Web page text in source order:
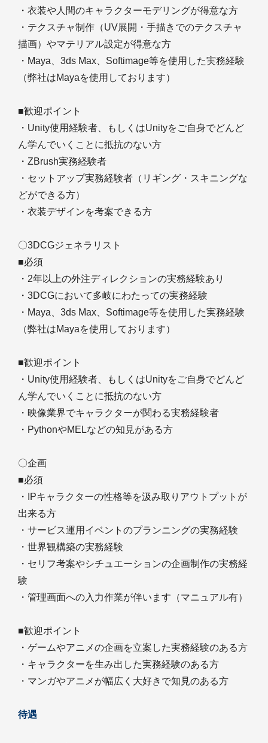
・衣装や人間のキャラクターモデリングが得意な方
・テクスチャ制作（UV展開・手描きでのテクスチャ
描画）やマテリアル設定が得意な方
・Maya、3ds Max、Softimage等を使用した実務経験
（弊社はMayaを使用しております）
■歓迎ポイント
・Unity使用経験者、もしくはUnityをご自身でどんど
ん学んでいくことに抵抗のない方
・ZBrush実務経験者
・セットアップ実務経験者（リギング・スキニングな
どができる方）
・衣装デザインを考案できる方
〇3DCGジェネラリスト
■必須
・2年以上の外注ディレクションの実務経験あり
・3DCGにおいて多岐にわたっての実務経験
・Maya、3ds Max、Softimage等を使用した実務経験
（弊社はMayaを使用しております）
■歓迎ポイント
・Unity使用経験者、もしくはUnityをご自身でどんど
ん学んでいくことに抵抗のない方
・映像業界でキャラクターが関わる実務経験者
・PythonやMELなどの知見がある方
〇企画
■必須
・IPキャラクターの性格等を汲み取りアウトプットが
出来る方
・サービス運用イベントのプランニングの実務経験
・世界観構築の実務経験
・セリフ考案やシチュエーションの企画制作の実務経
験
・管理画面への入力作業が伴います（マニュアル有）
■歓迎ポイント
・ゲームやアニメの企画を立案した実務経験のある方
・キャラクターを生み出した実務経験のある方
・マンガやアニメが幅広く大好きで知見のある方
待遇